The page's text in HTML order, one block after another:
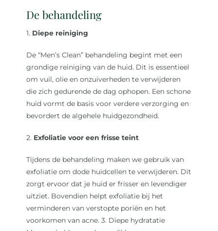
De behandeling
1. Diepe reiniging
De “Men’s Clean” behandeling begint met een
grondige reiniging van de huid. Dit is essentieel
om vuil, olie en onzuiverheden te verwijderen
die zich gedurende de dag ophopen. Een schone
huid vormt de basis voor verdere verzorging en
bevordert de algehele huidgezondheid.
2. Exfoliatie voor een frisse teint
Tijdens de behandeling maken we gebruik van
exfoliatie om dode huidcellen te verwijderen. Dit
zorgt ervoor dat je huid er frisser en levendiger
uitziet. Bovendien helpt exfoliatie bij het
verminderen van verstopte poriën en het
voorkomen van acne. 3. Diepe hydratatie